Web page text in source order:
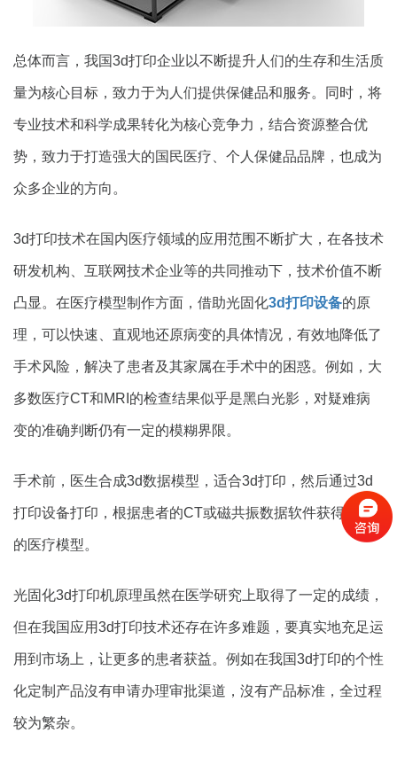
总体而言，我国3d打印企业以不断提升人们的生存和生活质
量为核心目标，致力于为人们提供保健品和服务。同时，将
专业技术和科学成果转化为核心竞争力，结合资源整合优
势，致力于打造强大的国民医疗、个人保健品品牌，也成为
众多企业的方向。
3d打印技术在国内医疗领域的应用范围不断扩大，在各技术
研发机构、互联网技术企业等的共同推动下，技术价值不断
凸显。在医疗模型制作方面，借助光固化3d打印设备的原
理，可以快速、直观地还原病变的具体情况，有效地降低了
手术风险，解决了患者及其家属在手术中的困惑。例如，大
多数医疗CT和MRI的检查结果似乎是黑白光影，对疑难病
变的准确判断仍有一定的模糊界限。
手术前，医生合成3d数据模型，适合3d打印，然后通过3d
打印设备打印，根据患者的CT或磁共振数据软件获得准确
的医疗模型。
光固化3d打印机原理虽然在医学研究上取得了一定的成绩，
但在我国应用3d打印技术还存在许多难题，要真实地充足运
用到市场上，让更多的患者获益。例如在我国3d打印的个性
化定制产品沒有申请办理审批渠道，沒有产品标准，全过程
较为繁杂。